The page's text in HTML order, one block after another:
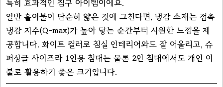
특히 효과적인 침구 아이템이에요.
일반 홑이불이 단순히 얇은 것에 그친다면, 냉감 소재는 접촉
냉감 지수(Q-max)가 높아 닿는 순간부터 시원한 느낌을 제
공합니다. 화이트 컬러로 침실 인테리어와도 잘 어울리고, 슈
퍼싱글 사이즈라 1인용 침대는 물론 2인 침대에서도 개인 이
불로 활용하기 좋은 크기입니다.